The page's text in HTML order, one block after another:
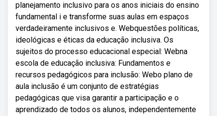
planejamento inclusivo para os anos iniciais do ensino
fundamental i e transforme suas aulas em espaços
verdadeiramente inclusivos e. Webquestões políticas,
ideológicas e éticas da educação inclusiva. Os
sujeitos do processo educacional especial: Webna
escola de educação inclusiva: Fundamentos e
recursos pedagógicos para inclusão: Webo plano de
aula inclusão é um conjunto de estratégias
pedagógicas que visa garantir a participação e o
aprendizado de todos os alunos, independentemente